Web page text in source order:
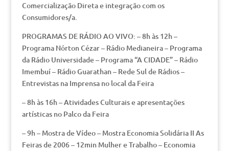
Comercialização Direta e integração com os
Consumidores/a.
PROGRAMAS DE RÁDIO AO VIVO: – 8h às 12h –
Programa Nórton Cézar – Rádio Medianeira – Programa
da Rádio Universidade – Programa “A CIDADE” – Rádio
Imembuí – Rádio Guarathan – Rede Sul de Rádios –
Entrevistas na Imprensa no local da Feira
– 8h às 16h – Atividades Culturais e apresentações
artísticas no Palco da Feira
– 9h – Mostra de Vídeo – Mostra Economia Solidária II As
Feiras de 2006 – 12min Mulher e Trabalho – Economia